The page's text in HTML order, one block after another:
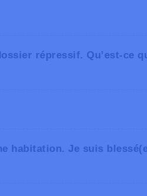
répressif. Qu’est-ce
habitation. Je suis